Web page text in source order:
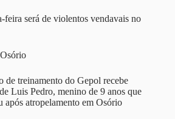
feira será de violentos vendavais no
Osório
de treinamento do Gepol recebe
Luis Pedro, menino de 9 anos que
após atropelamento em Osório